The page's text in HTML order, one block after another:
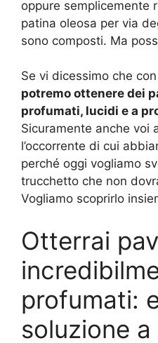
oppure semplicemente
patina oleosa per via
sono composti. Ma
Se vi dicessimo che
potremo ottenere dei
profumati, lucidi e a
Sicuramente anche voi
l’occorrente di cui
perché oggi vogliamo
trucchetto che non
Vogliamo scoprirlo
Otterrai
profumati:
soluzione